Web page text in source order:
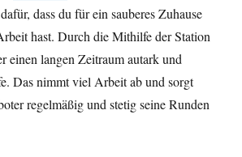
dass du für ein sauberes Zuhause
hast. Durch die Mithilfe der Station
einen langen Zeitraum autark und
Das nimmt viel Arbeit ab und sorgt
regelmäßig und stetig seine Runden